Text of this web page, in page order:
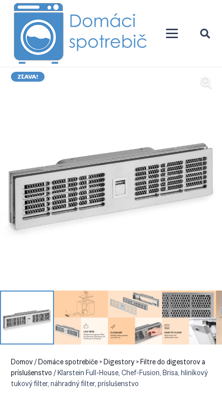
ZĽAVA!
Domov/Domáce spotrebiče > Digestory > Filtre do digestorov a
príslušenstvo / Klarstein Full-House, Chef-Fusion, Brisa, hliníkový
tukový filter, náhradný filter, príslušenstvo